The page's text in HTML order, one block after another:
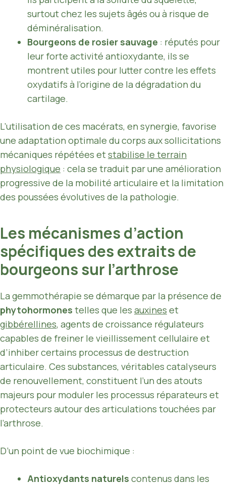
surtout chez les sujets âgés ou à risque de
déminéralisation.
Bourgeons de rosier sauvage : réputés pour
leur forte activité antioxydante, ils se
montrent utiles pour lutter contre les effets
oxydatifs à l’origine de la dégradation du
cartilage.
L’utilisation de ces macérats, en synergie, favorise
une adaptation optimale du corps aux sollicitations
mécaniques répétées etstabilise le terrain
physiologique : cela se traduit par une amélioration
progressive de la mobilité articulaire et la limitation
des poussées évolutives de la pathologie.
Les mécanismes d’action
spécifiques des extraits de
bourgeons sur l’arthrose
La gemmothérapie se démarque par la présence de
phytohormones telles que les auxines et
gibbérellines, agents de croissance régulateurs
capables de freiner le vieillissement cellulaire et
d’inhiber certains processus de destruction
articulaire. Ces substances, véritables catalyseurs
de renouvellement, constituent l’un des atouts
majeurs pour moduler les processus réparateurs et
protecteurs autour des articulations touchées par
l’arthrose.
D’un point de vue biochimique :
Antioxydants naturels contenus dans les